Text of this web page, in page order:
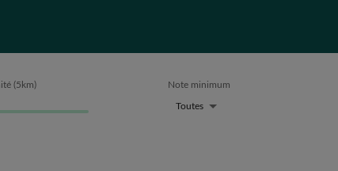
(5 km) Note minimum
Toutes